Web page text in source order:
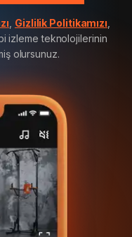
Gizlilik Politikamızı
izleme teknolojilerinin
olursunuz.